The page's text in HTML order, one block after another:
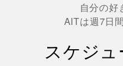
自分の
AITは週7日
スケジ